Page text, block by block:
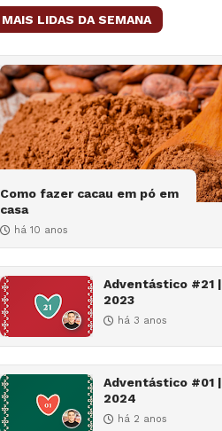
MAIS LIDAS DA SEMANA
Como fazer cacau em pó em
casa
há 10 anos
Adventástico #21 |
2023
há 3 anos
Adventástico #01 |
2024
há 2 anos